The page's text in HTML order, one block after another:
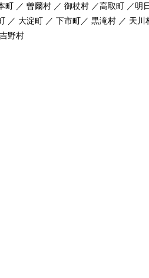
町 ／ 曽爾村 ／ 御杖村 ／高取町 ／明
／ 大淀町 ／ 下市町／ 黒滝村 ／ 天
野村